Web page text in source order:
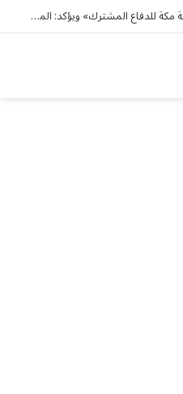
العثيم يهنئ القيادة بتوقيع «اتفاقية مكة للدفاع المشترك» ويؤكد: المملكة ترسخ دورها القيادي في صناعة الأمن والاستقرار